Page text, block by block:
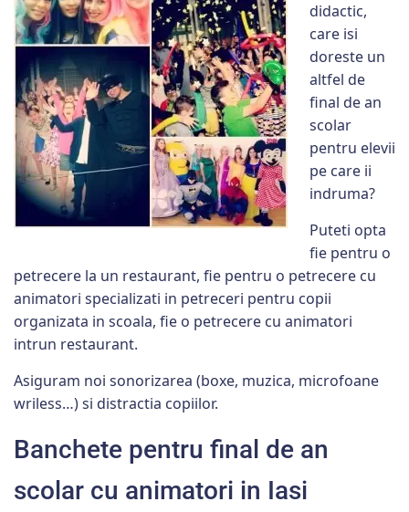
didactic,
care isi
doreste un
altfel de
final de an
scolar
pentru elevii
pe care ii
indruma?
Puteti opta
fie pentru o
petrecere la un restaurant, fie pentru o petrecere cu
animatori specializati in petreceri pentru copii
organizata in scoala, fie o petrecere cu animatori
intrun restaurant.
Asiguram noi sonorizarea (boxe, muzica, microfoane
wriless…) si distractia copiilor.
Banchete pentru final de an
scolar cu animatori in Iasi